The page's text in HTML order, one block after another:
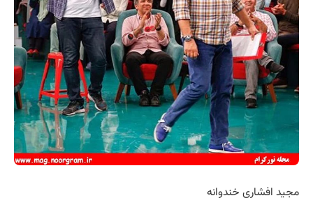
مجید افشاری خندوانه